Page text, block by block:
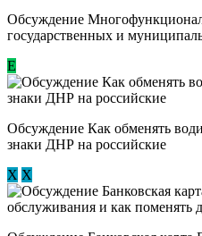
Обсуждение
государственных и
E
Обсуждение ​Как обменять
знаки ДНР на российские
Х Х